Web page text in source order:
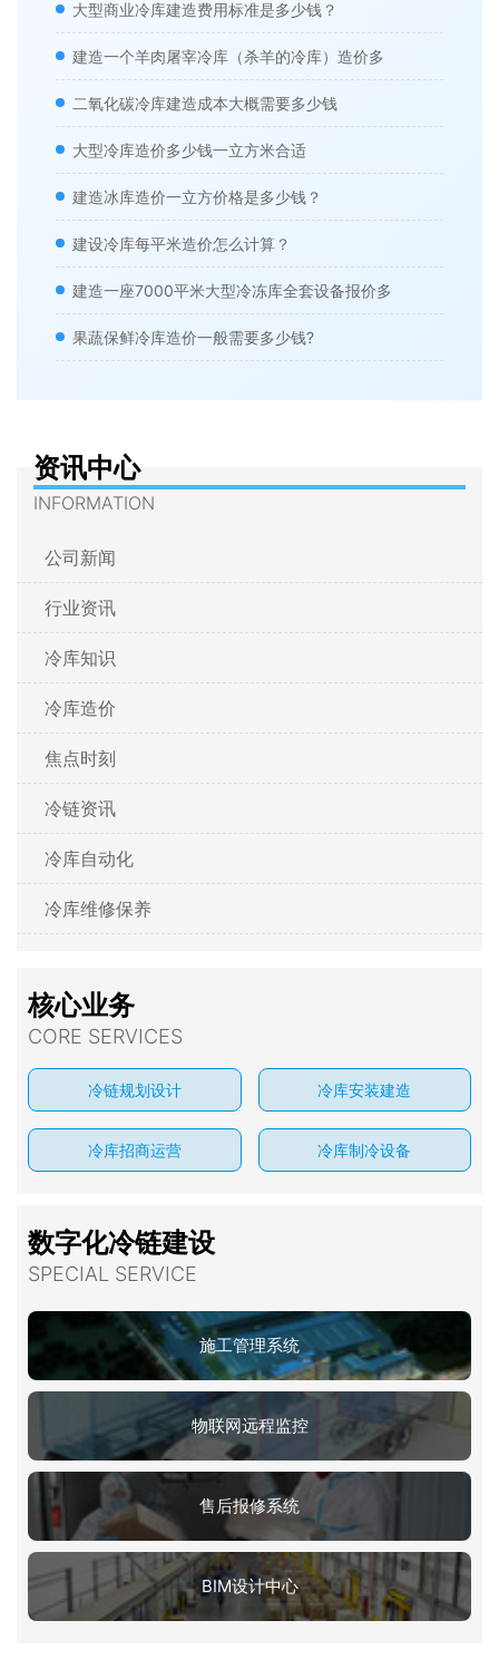
大型商业冷库建造费用标准是多少钱？
建造一个羊肉屠宰冷库（杀羊的冷库）造价多
二氧化碳冷库建造成本大概需要多少钱
大型冷库造价多少钱一立方米合适
建造冰库造价一立方价格是多少钱？
建设冷库每平米造价怎么计算？
建造一座7000平米大型冷冻库全套设备报价多
果蔬保鲜冷库造价一般需要多少钱?
资讯中心
INFORMATION
公司新闻
行业资讯
冷库知识
冷库造价
焦点时刻
冷链资讯
冷库自动化
冷库维修保养
核心业务
CORE SERVICES
冷链规划设计 冷库安装建造
冷库招商运营 冷库制冷设备
数字化冷链建设
SPECIAL SERVICE
施工管理系统
物联网远程监控
售后报修系统
BIM设计中心